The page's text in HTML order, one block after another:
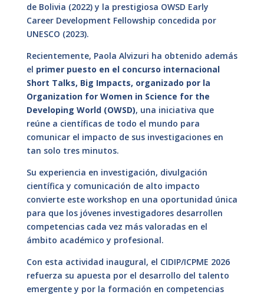
de Bolivia (2022) y la prestigiosa OWSD Early
Career Development Fellowship concedida por
UNESCO (2023).
Recientemente, Paola Alvizuri ha obtenido además
el primer puesto en el concurso internacional
Short Talks, Big Impacts, organizado por la
Organization for Women in Science for the
Developing World (OWSD), una iniciativa que
reúne a científicas de todo el mundo para
comunicar el impacto de sus investigaciones en
tan solo tres minutos.
Su experiencia en investigación, divulgación
científica y comunicación de alto impacto
convierte este workshop en una oportunidad única
para que los jóvenes investigadores desarrollen
competencias cada vez más valoradas en el
ámbito académico y profesional.
Con esta actividad inaugural, el CIDIP/ICPME 2026
refuerza su apuesta por el desarrollo del talento
emergente y por la formación en competencias